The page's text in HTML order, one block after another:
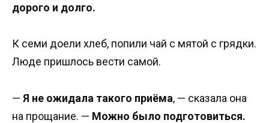
дорого и долго.
К семи доели хлеб, попили чай с мятой с грядки.
Люде пришлось вести самой.
— Я не ожидала такого приёма, — сказала она
на прощание. — Можно было подготовиться.